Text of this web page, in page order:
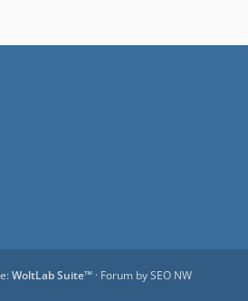
WoltLab Suite™· Forum bySEO NW